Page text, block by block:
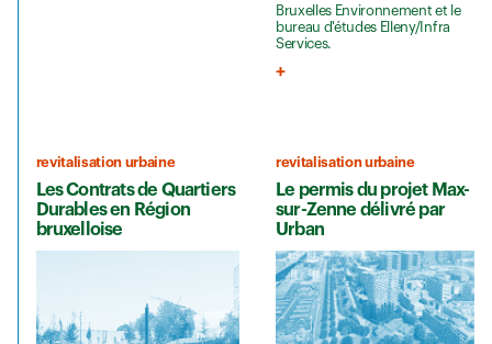
Bruxelles Environnement et le
bureau d'études Elleny/Infra
Services.
revitalisation urbaine
Les Contrats de Quartiers
Durables en Région
bruxelloise
revitalisation urbaine
Le permis du projet Max-
sur-Zenne délivré par
Urban